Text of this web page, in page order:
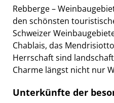
Rebberge –
den schönsten
Schweizer
Chablais, das
Herrschaft sind
Charme längst nicht nur
Unterkünfte der